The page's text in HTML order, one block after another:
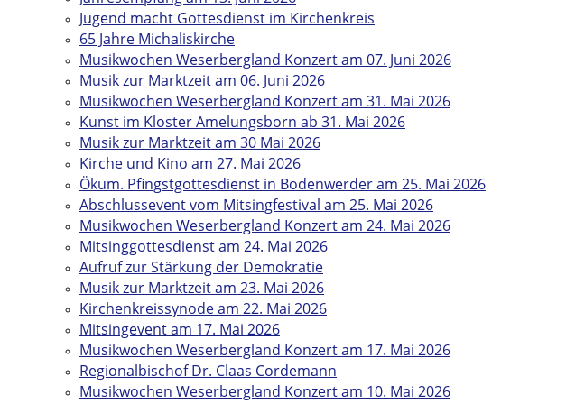
Jugend macht Gottesdienst im Kirchenkreis
65 Jahre Michaliskirche
Musikwochen Weserbergland Konzert am 07. Juni 2026
Musik zur Marktzeit am 06. Juni 2026
Musikwochen Weserbergland Konzert am 31. Mai 2026
Kunst im Kloster Amelungsborn ab 31. Mai 2026
Musik zur Marktzeit am 30 Mai 2026
Kirche und Kino am 27. Mai 2026
Ökum. Pfingstgottesdienst in Bodenwerder am 25. Mai 2026
Abschlussevent vom Mitsingfestival am 25. Mai 2026
Musikwochen Weserbergland Konzert am 24. Mai 2026
Mitsinggottesdienst am 24. Mai 2026
Aufruf zur Stärkung der Demokratie
Musik zur Marktzeit am 23. Mai 2026
Kirchenkreissynode am 22. Mai 2026
Mitsingevent am 17. Mai 2026
Musikwochen Weserbergland Konzert am 17. Mai 2026
Regionalbischof Dr. Claas Cordemann
Musikwochen Weserbergland Konzert am 10. Mai 2026